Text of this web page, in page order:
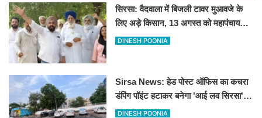
सिरसा: वैदवाला में बिजली टावर मुआवजे के
लिए अड़े किसान, 13 अगस्त को महापंचायत
का ऐलान
DINESH POONIA
Sirsa News: हेड पोस्ट ऑफिस का कचरा
डंपिंग पॉइंट हटाकर बनेगा 'आई लव सिरसा'
सेल्फी पॉइंट
DINESH POONIA